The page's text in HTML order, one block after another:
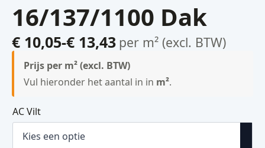
16/137/1100 Dak
€ 10,05-€ 13,43
Prijsklasse:
€ 10,05
tot
€ 13,43
per m² (excl. BTW)
Prijs per m² (excl. BTW)
Vul hieronder het aantal in in m².
AC Vilt